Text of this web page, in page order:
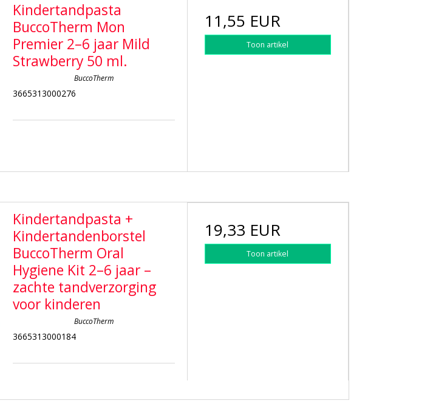
Kindertandpasta
BuccoTherm Mon
Premier 2–6 jaar Mild
Strawberry 50 ml.
BuccoTherm
3665313000276
11,55 EUR
Toon artikel
Kindertandpasta +
Kindertandenborstel
BuccoTherm Oral
Hygiene Kit 2–6 jaar –
zachte tandverzorging
voor kinderen
BuccoTherm
3665313000184
19,33 EUR
Toon artikel